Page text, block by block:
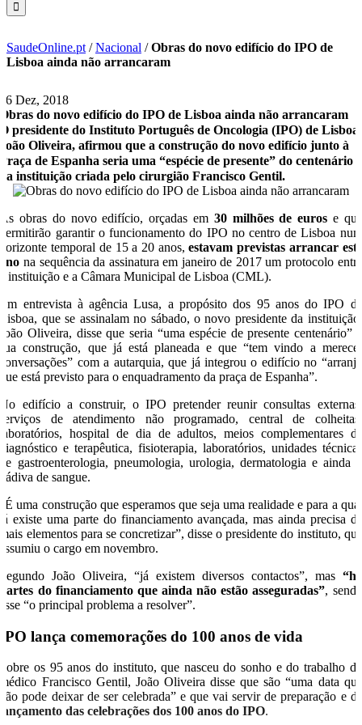
SaudeOnline.pt /Nacional /Obras do novo edifício do IPO de
Lisboa ainda não arrancaram
26 Dez, 2018
Obras do novo edifício do IPO de Lisboa ainda não arrancaram
O presidente do Instituto Português de Oncologia (IPO) de Lisboa,
João Oliveira, afirmou que a construção do novo edifício junto à
Praça de Espanha seria uma “espécie de presente” do centenário
da instituição criada pelo cirurgião Francisco Gentil.
As obras do novo edifício, orçadas em 30 milhões de euros e que
permitirão garantir o funcionamento do IPO no centro de Lisboa num
horizonte temporal de 15 a 20 anos,estavam previstas arrancar este
ano na sequência da assinatura em janeiro de 2017 um protocolo entre
a instituição e a Câmara Municipal de Lisboa (CML).
Em entrevista à agência Lusa, a propósito dos 95 anos do IPO de
Lisboa, que se assinalam no sábado, o novo presidente da instituição,
João Oliveira, disse que seria “uma espécie de presente centenário” a
sua construção, que já está planeada e que “tem vindo a merecer
conversações” com a autarquia, que já integrou o edifício no “arranjo
que está previsto para o enquadramento da praça de Espanha”.
No edifício a construir, o IPO pretender reunir consultas externas,
serviços de atendimento não programado, central de colheitas,
laboratórios, hospital de dia de adultos, meios complementares de
diagnóstico e terapêutica, fisioterapia, laboratórios, unidades técnicas
de gastroenterologia, pneumologia, urologia, dermatologia e ainda a
dádiva de sangue.
“É uma construção que esperamos que seja uma realidade e para a qual
já existe uma parte do financiamento avançada, mas ainda precisa de
mais elementos para se concretizar”, disse o presidente do instituto, que
assumiu o cargo em novembro.
Segundo João Oliveira, “já existem diversos contactos”, mas “há
partes do financiamento que ainda não estão asseguradas”, sendo
esse “o principal problema a resolver”.
IPO lança comemorações do 100 anos de vida
Sobre os 95 anos do instituto, que nasceu do sonho e do trabalho do
médico Francisco Gentil, João Oliveira disse que são “uma data que
não pode deixar de ser celebrada” e que vai servir de preparação e de
lançamento das celebrações dos 100 anos do IPO.